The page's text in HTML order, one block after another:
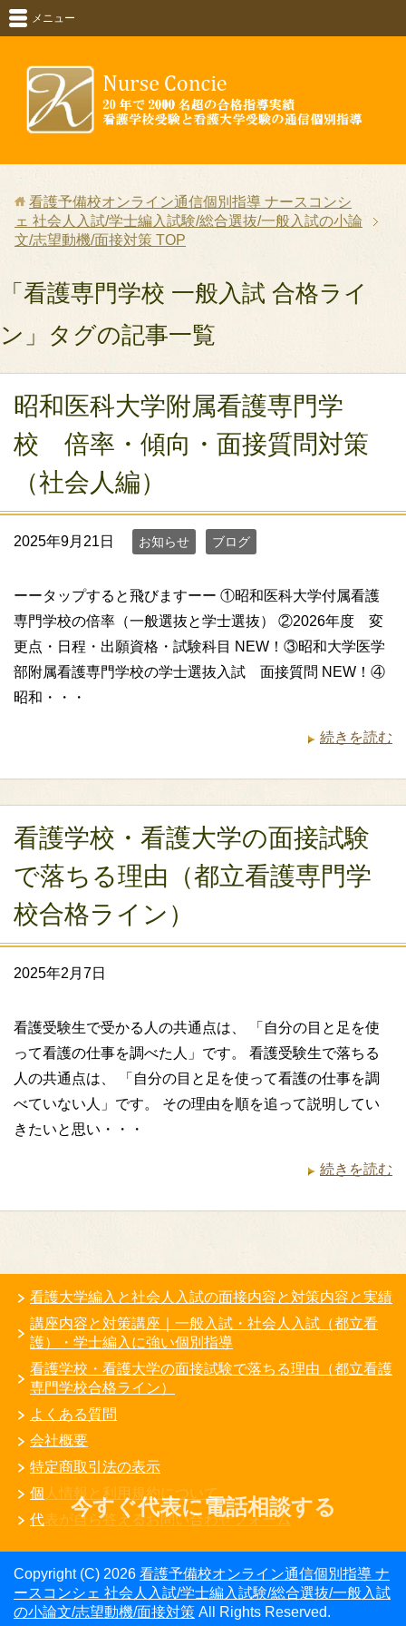
メニュー
看護予備校オンライン通信個別指導 ナースコンシ
ェ 社会人入試/学士編入試験/総合選抜/一般入試の小論
文/志望動機/面接対策 TOP
「看護専門学校 一般入試 合格ライ
ン」タグの記事一覧
昭和医科大学附属看護専門学
校 倍率・傾向・面接質問対策
（社会人編）
2025年9月21日 お知らせ ブログ
ーータップすると飛びますーー ①昭和医科大学付属看護
専門学校の倍率（一般選抜と学士選抜） ②2026年度 変
更点・日程・出願資格・試験科目 NEW！③昭和大学医学
部附属看護専門学校の学士選抜入試 面接質問 NEW！④
昭和・・・
続きを読む
看護学校・看護大学の面接試験
で落ちる理由（都立看護専門学
校合格ライン）
2025年2月7日
看護受験生で受かる人の共通点は、 「自分の目と足を使
って看護の仕事を調べた人」です。 看護受験生で落ちる
人の共通点は、 「自分の目と足を使って看護の仕事を調
べていない人」です。 その理由を順を追って説明してい
きたいと思い・・・
続きを読む
看護大学編入と社会人入試の面接内容と対策内容と実績
講座内容と対策講座｜一般入試・社会人入試（都立看
護）・学士編入に強い個別指導
看護学校・看護大学の面接試験で落ちる理由（都立看護
専門学校合格ライン）
よくある質問
会社概要
特定商取引法の表示
個人情報と利用規約について
代表が自ら答えるお問い合わせフォーム
Copyright (C) 2026 看護予備校オンライン通信個別指導 ナ
ースコンシェ 社会人入試/学士編入試験/総合選抜/一般入試
の小論文/志望動機/面接対策 All Rights Reserved.
今すぐ代表に電話相談する